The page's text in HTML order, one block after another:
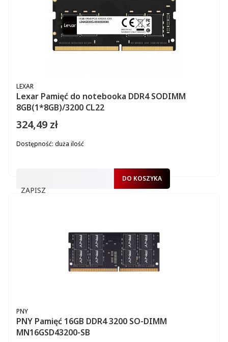
Lexar Pamięć do notebooka DDR4 SODIMM
8GB(1*8GB)/3200 CL22
PRODUCENT
LEXAR
Cena
324,49 zł
Dostępność: duża ilość
ZAPISZ
DO KOSZYKA
PNY Pamięć 16GB DDR4 3200 SO-DIMM
MN16GSD43200-SB
PRODUCENT
PNY